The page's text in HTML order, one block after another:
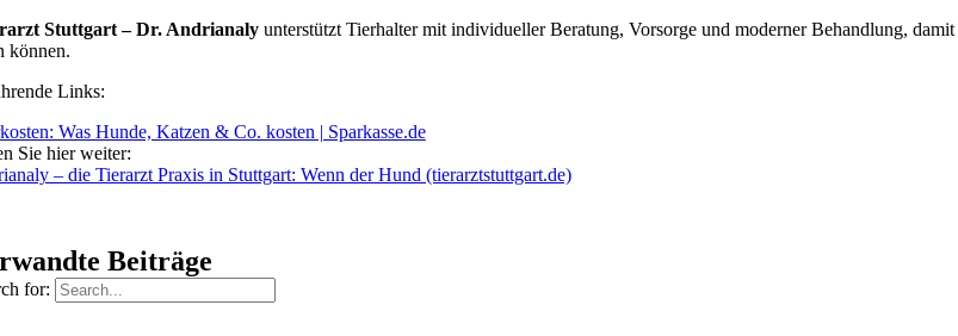
Stuttgart – Dr. Andrianalyunterstützt Tierhalter mit individueller Beratung, Vorsorge und moderner Behandlung,
können.
Links:
Was Hunde, Katzen & Co. kosten | Sparkasse.de
Sie hier weiter:
– die Tierarzt Praxis in Stuttgart: Wenn der Hund (tierarztstuttgart.de)
Beiträge
for: